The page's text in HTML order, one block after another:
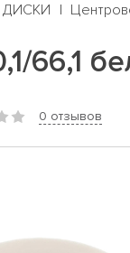
ДИСКИ
66,1
0 отзывов